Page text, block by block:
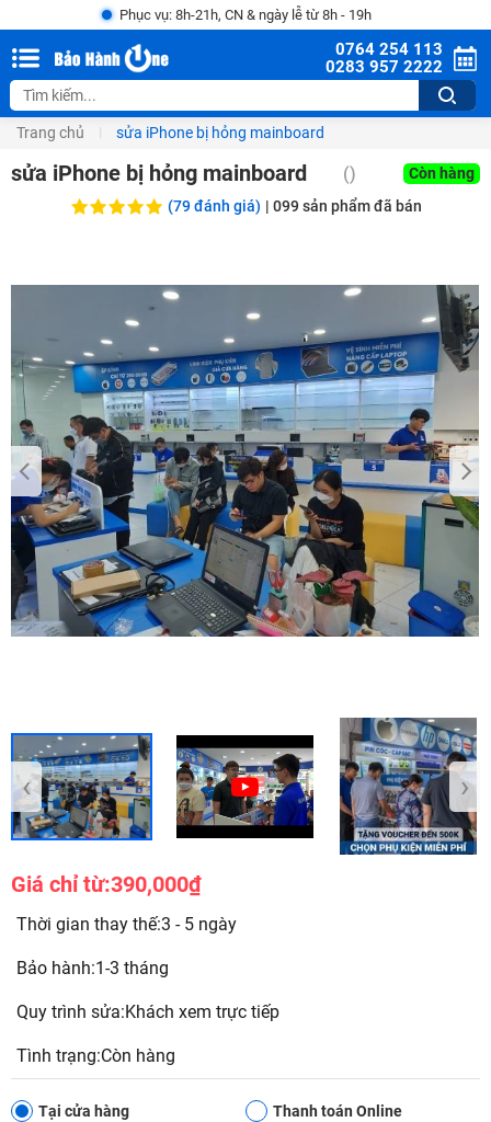
Phục vụ: 8h-21h, CN & ngày lễ từ 8h - 19h
0764 254 113
0283 957 2222
Trang chủ sửa iPhone bị hỏng mainboard
sửa iPhone bị hỏng mainboard ()
Còn hàng
(79 đánh giá) | 099sản phẩm đã bán
‹ ›
Giá chỉ từ:390,000₫
Thời gian thay thế:3 - 5 ngày
Bảo hành:1-3 tháng
Quy trình sửa:Khách xem trực tiếp
Tình trạng:Còn hàng
Tại cửa hàng Thanh toán Online